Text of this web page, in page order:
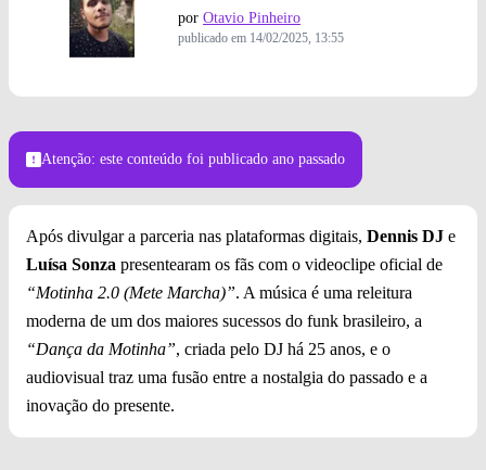
por Otavio Pinheiro
publicado em 14/02/2025, 13:55
Atenção: este conteúdo foi publicado ano passado
Após divulgar a parceria nas plataformas digitais, Dennis DJ e
Luísa Sonza presentearam os fãs com o videoclipe oficial de
“Motinha 2.0 (Mete Marcha)”. A música é uma releitura
moderna de um dos maiores sucessos do funk brasileiro, a
“Dança da Motinha”, criada pelo DJ há 25 anos, e o
audiovisual traz uma fusão entre a nostalgia do passado e a
inovação do presente.